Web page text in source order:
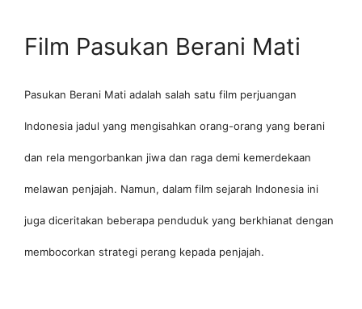
Film Pasukan Berani Mati
Pasukan Berani Mati adalah salah satu film perjuangan
Indonesia jadul yang mengisahkan orang-orang yang berani
dan rela mengorbankan jiwa dan raga demi kemerdekaan
melawan penjajah. Namun, dalam film sejarah Indonesia ini
juga diceritakan beberapa penduduk yang berkhianat dengan
membocorkan strategi perang kepada penjajah.